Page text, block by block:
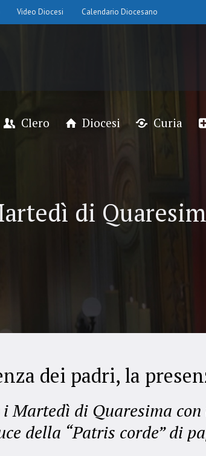
Video Diocesi Calendario Diocesano
Clero Diocesi Curia
di
dei padri, la
i Martedì di Quaresima
della “Patris corde” di